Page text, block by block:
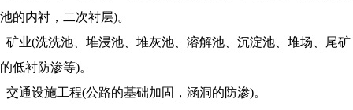
池的内衬，二次衬层)。
矿业(洗洗池、堆浸池、堆灰池、溶解池、沉淀池、堆场、尾矿
的低衬防渗等)。
交通设施工程(公路的基础加固，涵洞的防渗)。